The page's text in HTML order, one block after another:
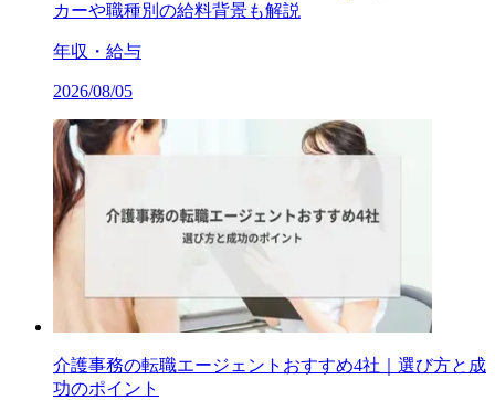
カーや職種別の給料背景も解説
年収・給与
2026/08/05
介護事務の転職エージェントおすすめ4社｜選び方と成
功のポイント